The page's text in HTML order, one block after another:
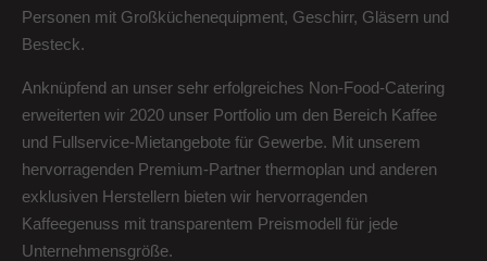
Personen mit Großküchenequipment, Geschirr, Gläsern und
Besteck.
Anknüpfend an unser sehr erfolgreiches Non-Food-Catering
erweiterten wir 2020 unser Portfolio um den Bereich Kaffee
und Fullservice-Mietangebote für Gewerbe. Mit unserem
hervorragenden Premium-Partner thermoplan und anderen
exklusiven Herstellern bieten wir hervorragenden
Kaffeegenuss mit transparentem Preismodell für jede
Unternehmensgröße.